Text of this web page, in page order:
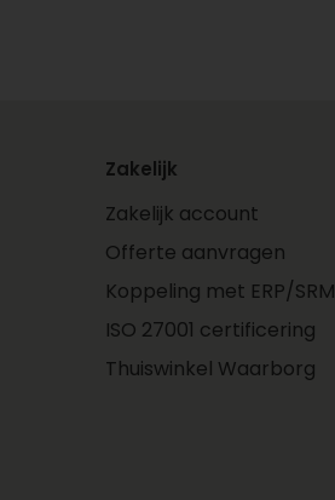
Zakelijk
Zakelijk account
Offerte aanvragen
Koppeling met ERP/SRM
ISO 27001 certificering
Thuiswinkel Waarborg